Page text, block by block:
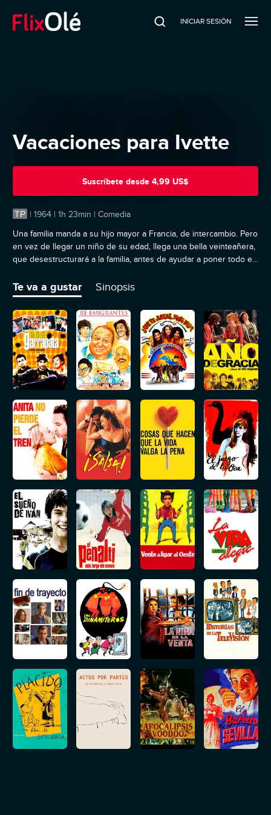
INICIAR SESIÓN
Vacaciones para Ivette
Suscríbete desde 4,99 US$
TP | 1964 | 1h 23min | Comedia
Una familia manda a su hijo mayor a Francia, de intercambio. Pero
en vez de llegar un niño de su edad, llega una bella veinteañera,
que desestructurará a la familia, antes de ayudar a poner todo en
Te va a gustar Sinopsis